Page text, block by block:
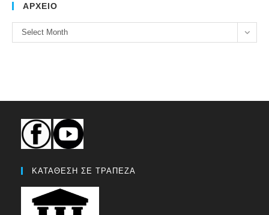
ΑΡΧΕΙΟ
ΑΡΧΕΙΟ
Select Month
ΚΑΤΑΘΕΣΗ ΣΕ ΤΡΑΠΕΖΑ